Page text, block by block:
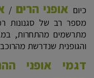
כיום אופני הרים /
מספר רב של סגנונות
מתרשמים מהתחרות,
והגופנית שנדרשת
דגמי אופני